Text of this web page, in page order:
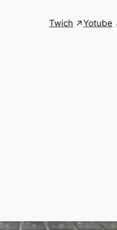
Twich Yotube